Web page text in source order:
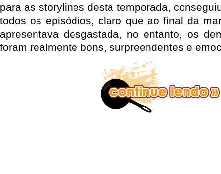
para as storylines desta temporada,
todos os episódios, claro que ao final da
apresentava desgastada, no entanto, os
foram realmente bons, surpreendentes e